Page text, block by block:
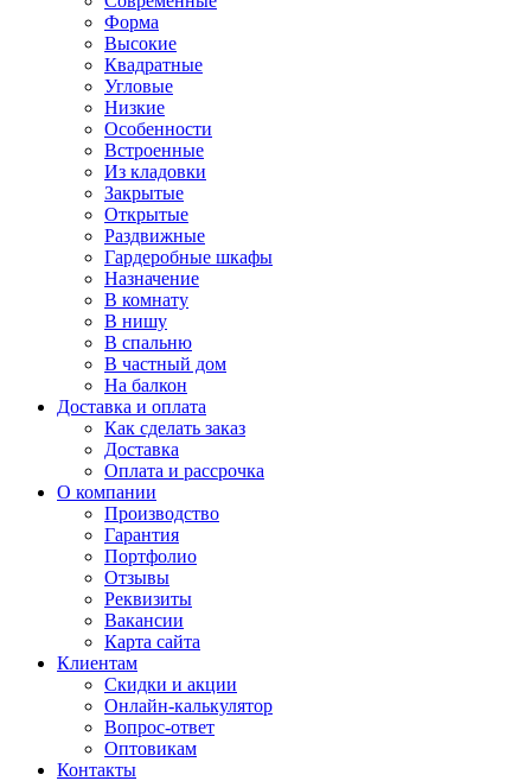
Форма
Высокие
Квадратные
Угловые
Низкие
Особенности
Встроенные
Из кладовки
Закрытые
Открытые
Раздвижные
Гардеробные шкафы
Назначение
В комнату
В нишу
В спальню
В частный дом
На балкон
Доставка и оплата
Как сделать заказ
Доставка
Оплата и рассрочка
О компании
Производство
Гарантия
Портфолио
Отзывы
Реквизиты
Вакансии
Карта сайта
Клиентам
Скидки и акции
Онлайн-калькулятор
Вопрос-ответ
Оптовикам
Контакты